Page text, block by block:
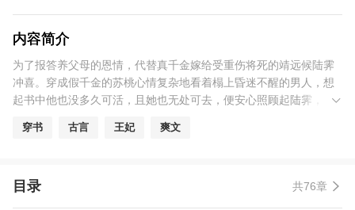
内容简介
为了报答养父母的恩情，代替真千金嫁给受重伤将死的靖远候陆霁
冲喜。穿成假千金的苏桃心情复杂地看着榻上昏迷不醒的男人，想
起书中他也没多久可活，且她也无处可去，便安心照顾起陆霁，算
子！靖远候陆霁心狠手辣，恶名昭昭，见他昏迷不醒，世人皆拍手
穿书 古言 王妃 爽文
目录 共76章